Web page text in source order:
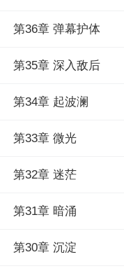
第36章 弹幕护体
第35章 深入敌后
第34章 起波澜
第33章 微光
第32章 迷茫
第31章 暗涌
第30章 沉淀